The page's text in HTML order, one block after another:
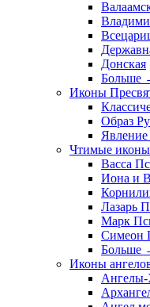
Донская
Больше
Иконы
Образ
Чтимые
Васса
Иона и
Лазарь
Марк
Симеон
Больше
Иконы
Ангелы-